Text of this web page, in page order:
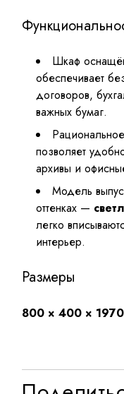
Шкаф
обеспечивает
договоров,
важных бумаг.
позволяет
архивы и
Модель
оттенках —
легко
интерьер.
Размеры
800 × 400 ×